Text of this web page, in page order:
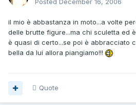
Posted December 16, 2006
il mio è abbastanza in moto...a volte
delle brutte figure...ma chi sculetta ed
è quasi di certo...se poi è abbracciato
bella da lui allora piangiamo!!!
Quote